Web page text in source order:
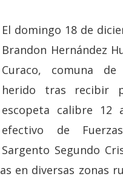
El domingo 18 de
Brandon Hernández
Curaco, comuna
herido tras recibir
escopeta calibre
efectivo de
Sargento Segundo
en diversas zonas